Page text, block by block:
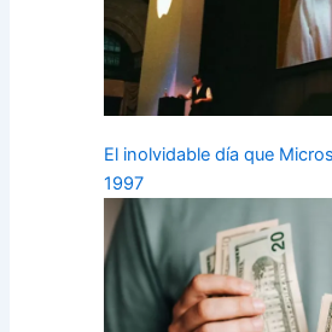
El inolvidable día que
1997